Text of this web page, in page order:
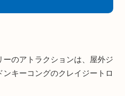
ーのアトラクションは、屋外ジ
ンキーコングのクレイジートロ